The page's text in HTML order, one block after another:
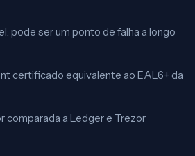
pode ser um ponto de falha a longo
certificado equivalente ao EAL6+ da
comparada a Ledger e Trezor